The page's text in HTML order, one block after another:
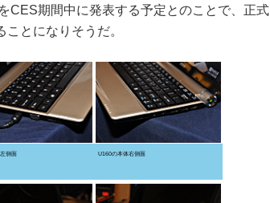
CES期間中に発表する予定とのことで、正式
とになりそうだ。
左側面 U160の本体右側面